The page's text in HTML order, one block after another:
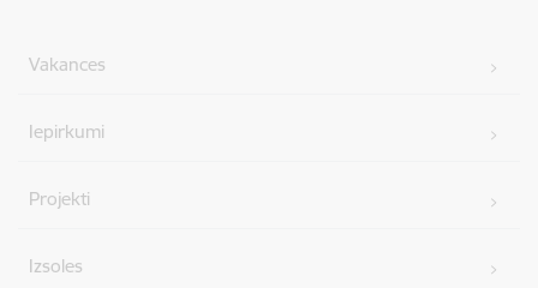
Vakances
Iepirkumi
Projekti
Izsoles